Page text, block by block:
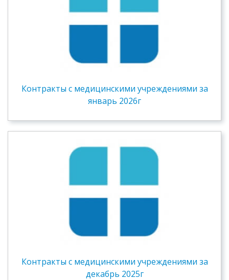
Контракты c медицинскими учреждениями за
январь 2026г
Контракты c медицинскими учреждениями за
декабрь 2025г